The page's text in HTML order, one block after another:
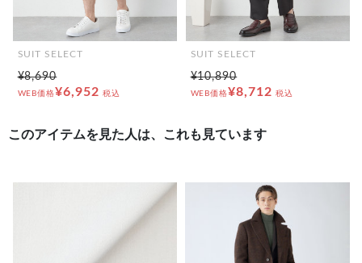
SUIT SELECT
¥8,690
WEB価格¥6,952 税込
SUIT SELECT
¥10,890
WEB価格¥8,712 税込
このアイテムを見た人は、これも見ています